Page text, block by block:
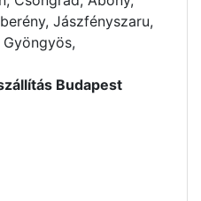
Jászfényszaru,
Budapest